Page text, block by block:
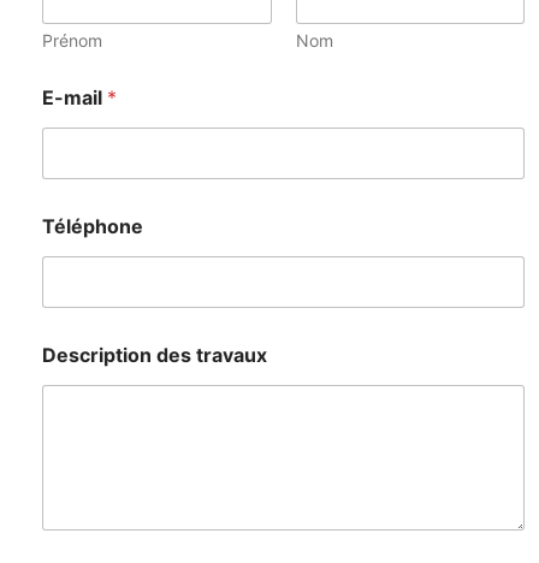
Prénom Nom
E-mail *
Téléphone
Description des travaux